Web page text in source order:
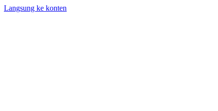
Langsung ke konten